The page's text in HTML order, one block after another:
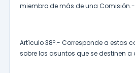
miembro de más de una Comisión.-
Artículo 38º.- Corresponde a estas
sobre los asuntos que se destinen